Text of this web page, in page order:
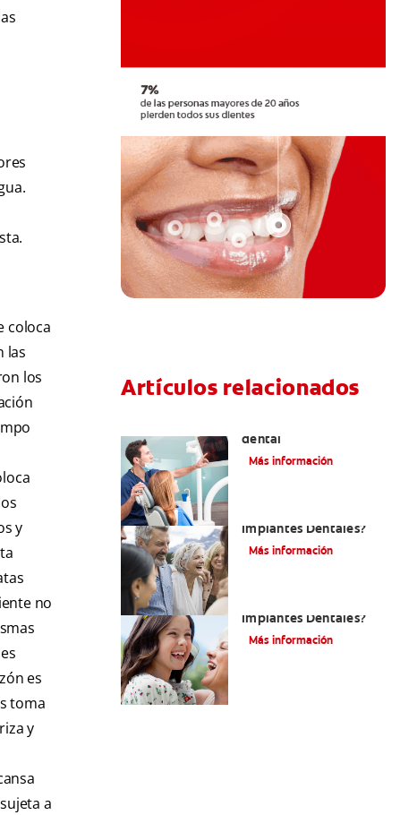
coloca
las
los
y
no
es
toma
y
a
Artículos relacionados
dental
Más información
Implantes Dentales?
Más información
Implantes Dentales?
Más información